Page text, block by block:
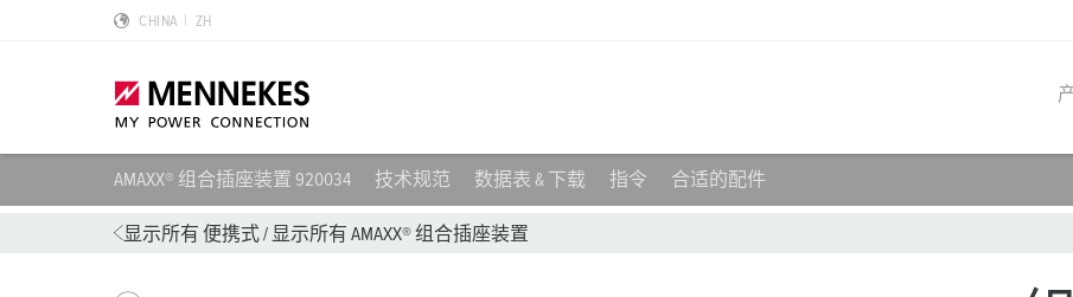
CHINA ZH
产品亮点
特殊应用解决方案
规划和采购
标准和规范
关于我们
AMAXX® 组合插座装置 920034 技术规范 数据表 & 下载 指令 合适的配件
显示所有 便携式/ 显示所有 AMAXX® 组合插座装置